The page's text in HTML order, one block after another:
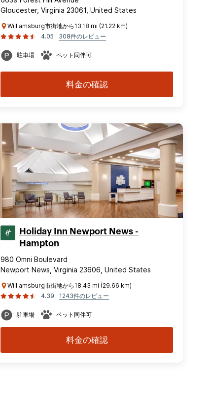
Gloucester, Virginia 23061, United States
Williamsburg市街地から13.18 mi (21.22 km)
4.05
308件のレビュー
駐車場 ペット同伴可
料金の確認
Holiday Inn Newport News -
Hampton
980 Omni Boulevard
Newport News, Virginia 23606, United States
Williamsburg市街地から18.43 mi (29.66 km)
4.39
1243件のレビュー
駐車場 ペット同伴可
料金の確認